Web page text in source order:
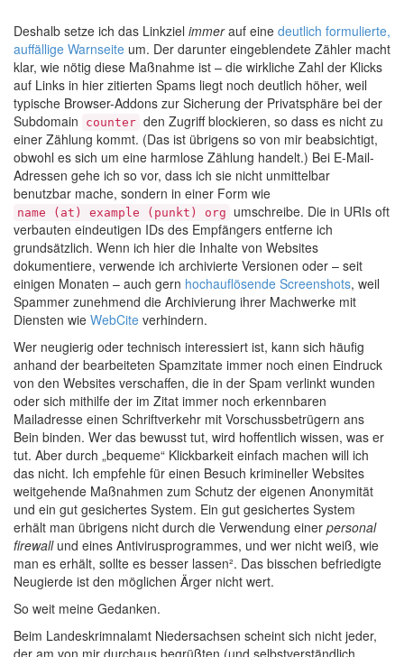
Deshalb setze ich das Linkziel immerauf eine deutlich formulierte,
auffällige Warnseite um. Der darunter eingeblendete Zähler macht
klar, wie nötig diese Maßnahme ist – die wirkliche Zahl der Klicks
auf Links in hier zitierten Spams liegt noch deutlich höher, weil
typische Browser-Addons zur Sicherung der Privatsphäre bei der
Subdomain
counter den Zugriff blockieren, so dass es nicht zu
einer Zählung kommt. (Das ist übrigens so von mir beabsichtigt,
obwohl es sich um eine harmlose Zählung handelt.) Bei E-Mail-
Adressen gehe ich so vor, dass ich sie nicht unmittelbar
benutzbar mache, sondern in einer Form wie
name (at) example (punkt) org
umschreibe. Die in URIs oft
verbauten eindeutigen IDs des Empfängers entferne ich
grundsätzlich. Wenn ich hier die Inhalte von Websites
dokumentiere, verwende ich archivierte Versionen oder – seit
einigen Monaten – auch gern hochauflösende Screenshots, weil
Spammer zunehmend die Archivierung ihrer Machwerke mit
Diensten wie WebCite verhindern.
Wer neugierig oder technisch interessiert ist, kann sich häufig
anhand der bearbeiteten Spamzitate immer noch einen Eindruck
von den Websites verschaffen, die in der Spam verlinkt wunden
oder sich mithilfe der im Zitat immer noch erkennbaren
Mailadresse einen Schriftverkehr mit Vorschussbetrügern ans
Bein binden. Wer das bewusst tut, wird hoffentlich wissen, was er
tut. Aber durch „bequeme“ Klickbarkeit einfach machen will ich
das nicht. Ich empfehle für einen Besuch krimineller Websites
weitgehende Maßnahmen zum Schutz der eigenen Anonymität
und ein gut gesichertes System. Ein gut gesichertes System
erhält man übrigens nicht durch die Verwendung einer personal
firewallund eines Antivirusprogrammes, und wer nicht weiß, wie
man es erhält, sollte es besser lassen². Das bisschen befriedigte
Neugierde ist den möglichen Ärger nicht wert.
So weit meine Gedanken.
Beim Landeskrimnalamt Niedersachsen scheint sich nicht jeder,
der am von mir durchaus begrüßten (und selbstverständlich